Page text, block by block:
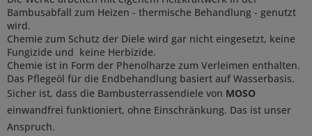
Bambusabfall zum Heizen - thermische Behandlung - genutzt
wird.
Chemie zum Schutz der Diele wird gar nicht eingesetzt, keine
Fungizide und keine Herbizide.
Chemie ist in Form der Phenolharze zum Verleimen enthalten.
Das Pflegeöl für die Endbehandlung basiert auf Wasserbasis.
Sicher ist, dass die Bambusterrassendiele von MOSO
einwandfrei funktioniert, ohne Einschränkung. Das ist unser
Anspruch.